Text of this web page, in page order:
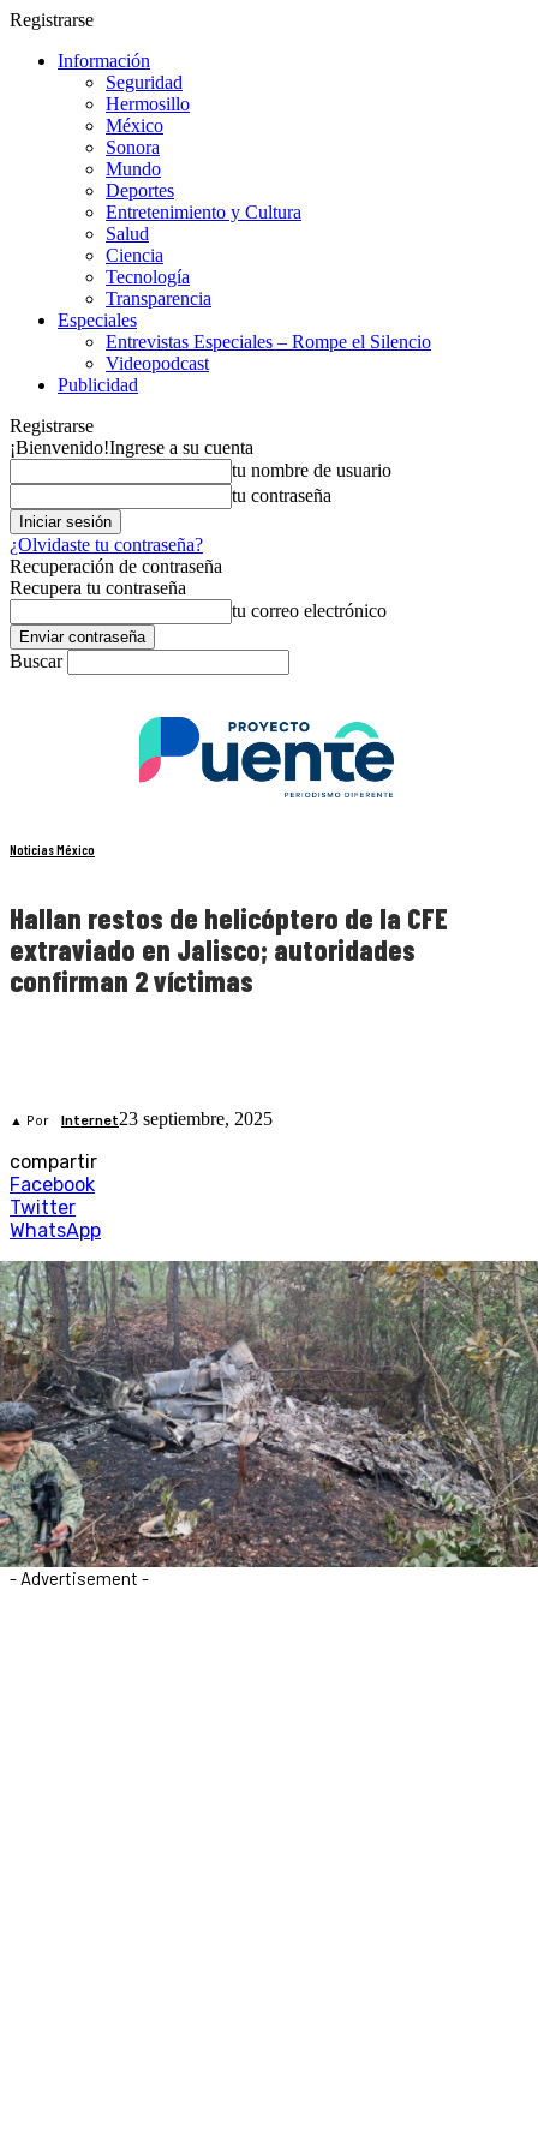
Registrarse
Información
Seguridad
Hermosillo
México
Sonora
Mundo
Deportes
Entretenimiento y Cultura
Salud
Ciencia
Tecnología
Transparencia
Especiales
Entrevistas Especiales – Rompe el Silencio
Videopodcast
Publicidad
Registrarse
¡Bienvenido!Ingrese a su cuenta
tu nombre de usuario
tu contraseña
¿Olvidaste tu contraseña?
Recuperación de contraseña
Recupera tu contraseña
tu correo electrónico
Buscar
Noticias México
Hallan restos de helicóptero de la CFE
extraviado en Jalisco; autoridades
confirman 2 víctimas
▲ Por Internet23 septiembre, 2025
compartir
Facebook
Twitter
WhatsApp
- Advertisement -